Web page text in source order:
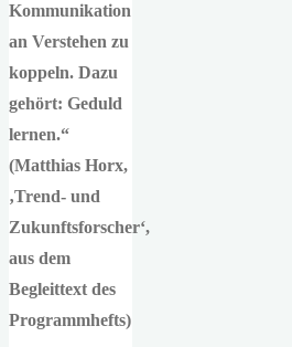
Kommunikation
an Verstehen zu
koppeln. Dazu
gehört: Geduld
lernen.“
(Matthias Horx,
‚Trend- und
Zukunftsforscher‘,
aus dem
Begleittext des
Programmhefts)